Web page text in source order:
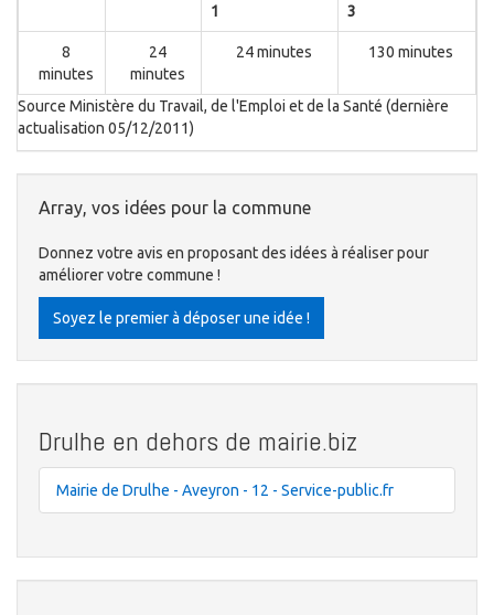
1
3
8
minutes
24
minutes
24 minutes 130 minutes
Source Ministère du Travail, de l'Emploi et de la Santé (dernière
actualisation 05/12/2011)
Array, vos idées pour la commune
Donnez votre avis en proposant des idées à réaliser pour
améliorer votre commune !
Soyez le premier à déposer une idée !
Drulhe en dehors de mairie.biz
Mairie de Drulhe - Aveyron - 12 - Service-public.fr